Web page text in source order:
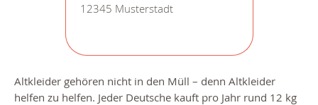
12345 Musterstadt
Altkleider gehören nicht in den Müll – denn Altkleider
helfen zu helfen. Jeder Deutsche kauft pro Jahr rund 12 kg